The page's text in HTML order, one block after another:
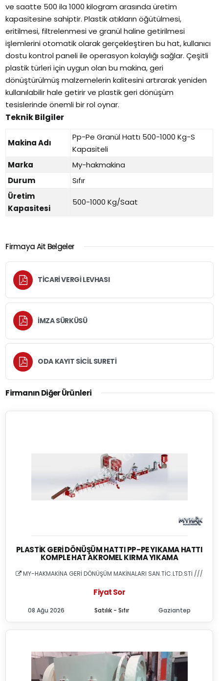
ve saatte 500 ila 1000 kilogram arasında üretim
kapasitesine sahiptir. Plastik atıkların öğütülmesi,
eritilmesi, filtrelenmesi ve granül haline getirilmesi
işlemlerini otomatik olarak gerçekleştiren bu hat, kullanıcı
dostu kontrol paneli ile operasyon kolaylığı sağlar. Çeşitli
plastik türleri için uygun olan bu makina, geri
dönüştürülmüş malzemelerin kalitesini artırarak yeniden
kullanılabilir hale getirir ve plastik geri dönüşüm
tesislerinde önemli bir rol oynar.
Teknik Bilgiler
Makina Adı
Pp-Pe Granül Hattı 500-1000 Kg-S
Kapasiteli
Marka
My-hakmakina
Durum
Sıfır
Üretim
Kapasitesi
500-1000 Kg/Saat
Firmaya Ait Belgeler
TİCARİ VERGİ LEVHASI
İMZA SÜRKÜSÜ
ODA KAYIT SİCİL SURETİ
Firmanın Diğer Ürünleri
PLASTIK GERI DÖNÜŞÜM HATTI PP-PE YIKAMA HATTI
KOMPLE HAT AKROMEL KIRMA YIKAMA
MY-HAKMAKİNA GERİ DÖNÜŞÜM MAKİNALARI SAN.TİC.LTD.STİ ///
Fiyat Sor
Satılık - Sıfır
08 Ağu 2026 Gaziantep